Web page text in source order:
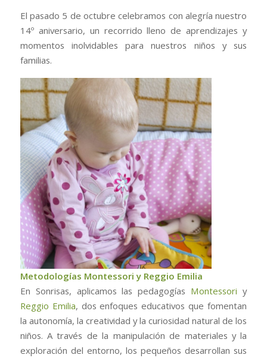
El pasado 5 de octubre celebramos con alegría nuestro
14º aniversario, un recorrido lleno de aprendizajes y
momentos inolvidables para nuestros niños y sus
familias.
Metodologías Montessori y Reggio Emilia
En Sonrisas, aplicamos las pedagogías Montessori y
Reggio Emilia, dos enfoques educativos que fomentan
la autonomía, la creatividad y la curiosidad natural de los
niños. A través de la manipulación de materiales y la
exploración del entorno, los pequeños desarrollan sus